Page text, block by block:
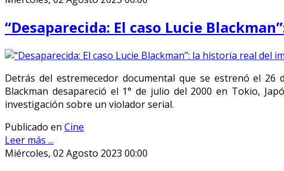
“Desaparecida: El caso Lucie
Detrás del estremecedor documental que se estrenó el
Blackman desapareció el 1° de julio del 2000 en Tokio,
investigación sobre un violador serial.
Publicado en Cine
Leer más ...
Miércoles, 02 Agosto 2023 00:00